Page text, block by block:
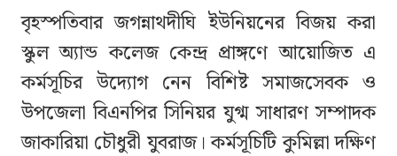
বৃহস্পতিবার জগন্নাথদীঘি ইউনিয়নের বিজয় করা
স্কুল অ্যান্ড কলেজ কেন্দ্র প্রাঙ্গণে আয়োজিত এ
কর্মসূচির উদ্যোগ নেন বিশিষ্ট সমাজসেবক ও
উপজেলা বিএনপির সিনিয়র যুগ্ম সাধারণ সম্পাদক
জাকারিয়া চৌধুরী যুবরাজ। কর্মসূচিটি কুমিল্লা দক্ষিণ